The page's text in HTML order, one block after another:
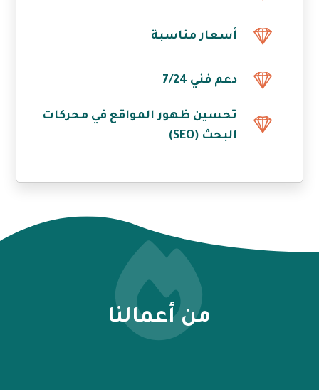
أسعار مناسبة
دعم فني 7/24
تحسين ظهور المواقع في محركات
البحث (SEO)
من أعمالنا